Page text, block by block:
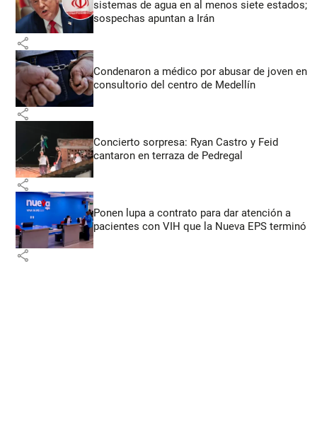
sistemas de agua en al menos siete estados;
sospechas apuntan a Irán
share
Condenaron a médico por abusar de joven en
consultorio del centro de Medellín
share
Concierto sorpresa: Ryan Castro y Feid
cantaron en terraza de Pedregal
share
Ponen lupa a contrato para dar atención a
pacientes con VIH que la Nueva EPS terminó
share